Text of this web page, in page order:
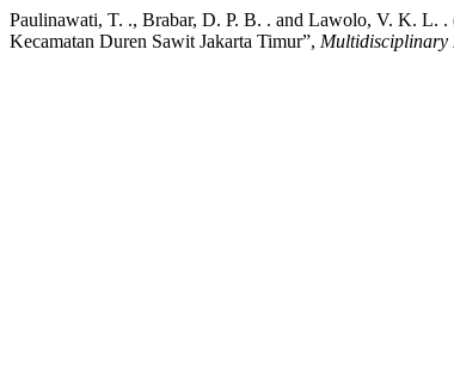
Paulinawati, T. ., Brabar, D. P. B. . and Lawolo, V. K. L. .
Kecamatan Duren Sawit Jakarta Timur”, Multidisciplinary